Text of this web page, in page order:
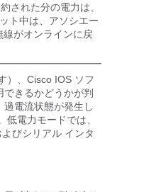
された分の電力は、
ト中は、アソシエー
がオンラインに戻
）、Cisco IOS ソフ
きるかどうかが判
電流状態が発生し
電力モードでは、
びシリアル インタ